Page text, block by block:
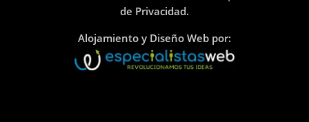
de Privacidad.
Alojamiento y Diseño Web por: